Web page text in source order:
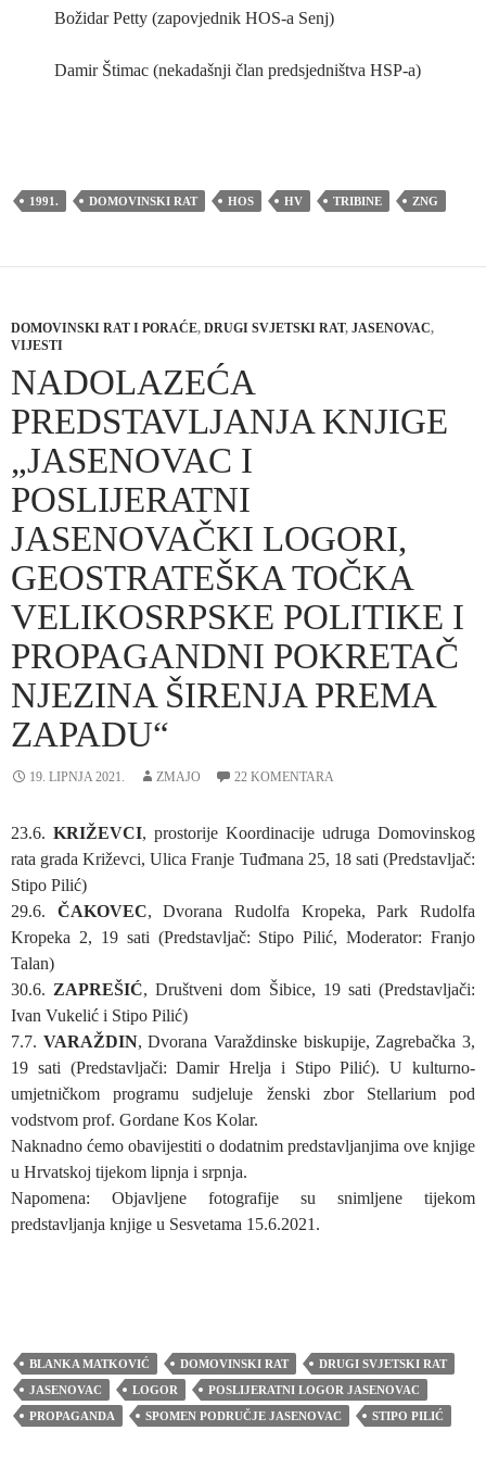
Božidar Petty (zapovjednik HOS-a Senj)
Damir Štimac (nekadašnji član predsjedništva HSP-a)
1991. DOMOVINSKI RAT HOS HV TRIBINE ZNG
DOMOVINSKI RAT I PORAĆE, DRUGI SVJETSKI RAT, JASENOVAC,
VIJESTI
NADOLAZEĆA
PREDSTAVLJANJA KNJIGE
„JASENOVAC I
POSLIJERATNI
JASENOVAČKI LOGORI,
GEOSTRATEŠKA TOČKA
VELIKOSRPSKE POLITIKE I
PROPAGANDNI POKRETAČ
NJEZINA ŠIRENJA PREMA
ZAPADU“
19. LIPNJA 2021. ZMAJO 22 KOMENTARA
23.6. KRIŽEVCI, prostorije Koordinacije udruga Domovinskog
rata grada Križevci, Ulica Franje Tuđmana 25, 18 sati (Predstavljač:
Stipo Pilić)
29.6. ČAKOVEC, Dvorana Rudolfa Kropeka, Park Rudolfa
Kropeka 2, 19 sati (Predstavljač: Stipo Pilić, Moderator: Franjo
Talan)
30.6. ZAPREŠIĆ, Društveni dom Šibice, 19 sati (Predstavljači:
Ivan Vukelić i Stipo Pilić)
7.7. VARAŽDIN, Dvorana Varaždinske biskupije, Zagrebačka 3,
19 sati (Predstavljači: Damir Hrelja i Stipo Pilić). U kulturno-
umjetničkom programu sudjeluje ženski zbor Stellarium pod
vodstvom prof. Gordane Kos Kolar.
Naknadno ćemo obavijestiti o dodatnim predstavljanjima ove knjige
u Hrvatskoj tijekom lipnja i srpnja.
Napomena: Objavljene fotografije su snimljene tijekom
predstavljanja knjige u Sesvetama 15.6.2021.
BLANKA MATKOVIĆ DOMOVINSKI RAT
DRUGI SVJETSKI RAT
JASENOVAC
LOGOR
POSLIJERATNI LOGOR JASENOVAC
PROPAGANDA
SPOMEN PODRUČJE JASENOVAC STIPO PILIĆ